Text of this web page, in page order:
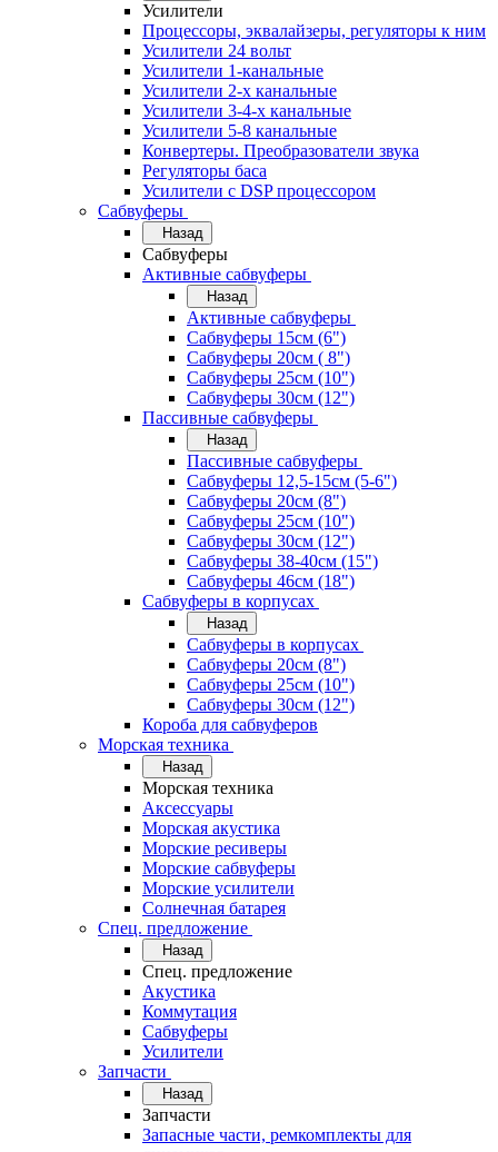
Усилители
Процессоры, эквалайзеры, регуляторы к ним
Усилители 24 вольт
Усилители 1-канальные
Усилители 2-х канальные
Усилители 3-4-х канальные
Усилители 5-8 канальные
Конвертеры. Преобразователи звука
Регуляторы баса
Усилители с DSP процессором
Сабвуферы
Назад
Сабвуферы
Активные сабвуферы
Назад
Активные сабвуферы
Сабвуферы 15см (6")
Сабвуферы 20см ( 8")
Сабвуферы 25см (10")
Сабвуферы 30см (12")
Пассивные сабвуферы
Назад
Пассивные сабвуферы
Сабвуферы 12,5-15см (5-6")
Сабвуферы 20см (8")
Сабвуферы 25см (10")
Сабвуферы 30см (12")
Сабвуферы 38-40см (15")
Сабвуферы 46см (18")
Сабвуферы в корпусах
Назад
Сабвуферы в корпусах
Сабвуферы 20см (8")
Сабвуферы 25см (10")
Сабвуферы 30см (12")
Короба для сабвуферов
Морская техника
Назад
Морская техника
Аксессуары
Морская акустика
Морские ресиверы
Морские сабвуферы
Морские усилители
Солнечная батарея
Спец. предложение
Назад
Спец. предложение
Акустика
Коммутация
Сабвуферы
Усилители
Запчасти
Назад
Запчасти
Запасные части, ремкомплекты для